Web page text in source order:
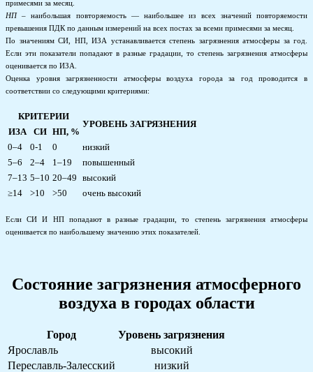
примесями за месяц.
НП– наибольшая повторяемость — наибольшее из всех значений повторяемости
превышения ПДК по данным измерений на всех постах за всеми примесями за месяц.
По значениям СИ, НП, ИЗА устанавливается степень загрязнения атмосферы за год.
Если эти показатели попадают в разные градации, то степень загрязнения атмосферы
оценивается по ИЗА.
Оценка уровня загрязненности атмосферы воздуха города за год проводится в
соответствии со следующими критериями:
КРИТЕРИИ
УРОВЕНЬ ЗАГРЯЗНЕНИЯ
ИЗА СИ НП, %
0–4
0-1 0
низкий
5–6
2–4 1–19
повышенный
7–13 5–10 20–49 высокий
≥14
>10 >50 очень высокий
Если СИ И НП попадают в разные градации, то степень загрязнения атмосферы
оценивается по наибольшему значению этих показателей.
Состояние загрязнения атмосферного
воздуха в городах области
Город
Уровень загрязнения
Ярославль
высокий
Переславль-Залесский
низкий